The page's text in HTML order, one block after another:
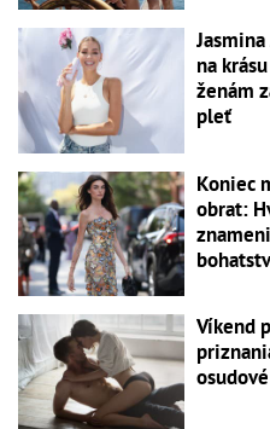
na
ženám
pleť
Koniec
obrat:
Víkend